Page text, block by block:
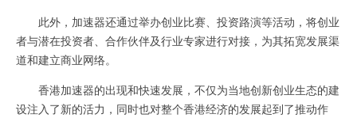
此外，加速器还通过举办创业比赛、投资路演等活动，将创业
者与潜在投资者、合作伙伴及行业专家进行对接，为其拓宽发展渠
道和建立商业网络。
香港加速器的出现和快速发展，不仅为当地创新创业生态的建
设注入了新的活力，同时也对整个香港经济的发展起到了推动作